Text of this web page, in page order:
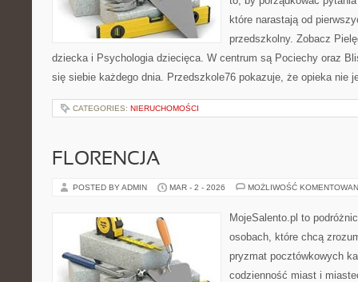
które narastają od
przedszkolny. Zobacz
dziecka i Psychologia dziecięca. W centrum są Pociechy oraz
się siebie każdego dnia. Przedszkole76 pokazuje, że opieka nie
CATEGORIES: NIERUCHOMOŚCI
FLORENCJA
POSTED BY ADMIN MAR - 2 - 2026 MOŻLIWOŚĆ
MojeSalento.pl to
osobach, które chcą
pryzmat pocztówkowych
codzienność miast i